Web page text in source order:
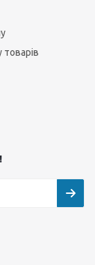
товарів